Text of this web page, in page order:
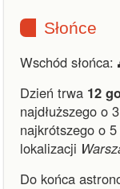
Słońce
Wschód słońca:
Dzień trwa 12
najdłuższego o
najkrótszego o
lokalizacji
Do końca